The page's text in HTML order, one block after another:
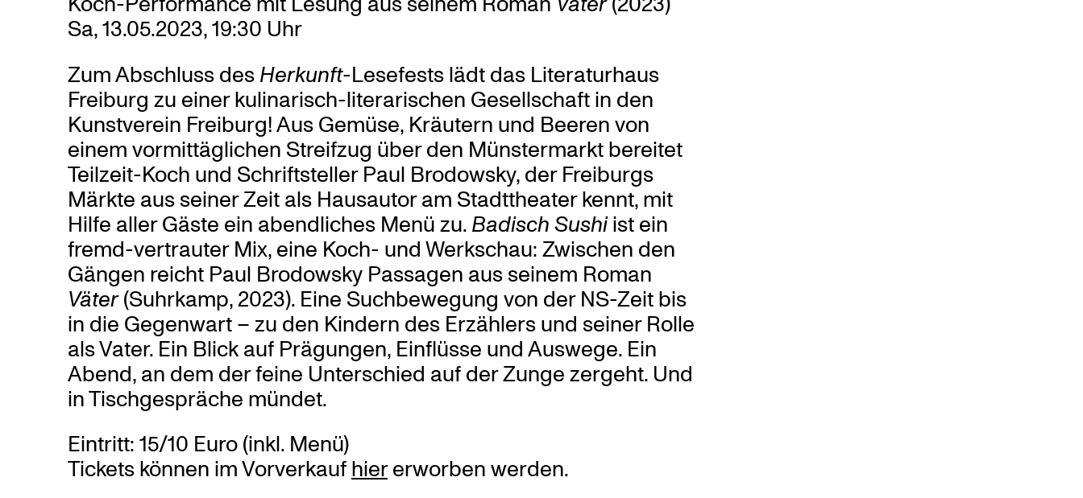
Sa, 13.05.2023, 19:30 Uhr
Zum Abschluss des Herkunft-Lesefests lädt das Literaturhaus
Freiburg zu einer kulinarisch-literarischen Gesellschaft in den
Kunstverein Freiburg! Aus Gemüse, Kräutern und Beeren von
einem vormittäglichen Streifzug über den Münstermarkt bereitet
Teilzeit-Koch und Schriftsteller Paul Brodowsky, der Freiburgs
Märkte aus seiner Zeit als Hausautor am Stadttheater kennt, mit
Hilfe aller Gäste ein abendliches Menü zu. Badisch Sushiist ein
fremd-vertrauter Mix, eine Koch- und Werkschau: Zwischen den
Gängen reicht Paul Brodowsky Passagen aus seinem Roman
Väter(Suhrkamp, 2023). Eine Suchbewegung von der NS-Zeit bis
in die Gegenwart – zu den Kindern des Erzählers und seiner Rolle
als Vater. Ein Blick auf Prägungen, Einflüsse und Auswege. Ein
Abend, an dem der feine Unterschied auf der Zunge zergeht. Und
in Tischgespräche mündet.
Eintritt: 15/10 Euro (inkl. Menü)
Tickets können im Vorverkauf hiererworben werden.